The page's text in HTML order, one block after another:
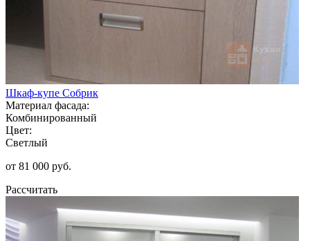
Шкаф-купе Собрик
Материал фасада:
Комбинированный
Цвет:
Светлый
от 81 000 руб.
Рассчитать